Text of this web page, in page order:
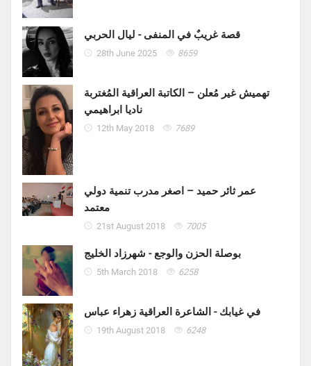
قصة غريبٌ في المنفى - ليال الحربي
28th June 2025 8659
تهميش غير مُعلن – الكاتبة العراقية المُغتربة
ناديا ابراهيمي
12th May 2018 7689
عمر ثائر حميد – اصغر مدرب تنمية دولي
معتمد
21st August 2018 7005
بوصلة الحزن والوجع - شهرزاد الخليج
5th March 2018 6258
في غيابك - الشاعرة العراقية زهراء عباس
19th August 2018 6248